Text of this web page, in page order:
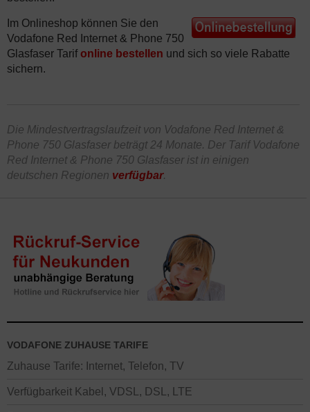
Im Onlineshop können Sie den
Vodafone Red Internet & Phone 750
Glasfaser Tarifonline bestellen und sich so viele Rabatte
sichern.
Die Mindestvertragslaufzeit von Vodafone Red Internet &
Phone 750 Glasfaser beträgt 24 Monate. Der Tarif Vodafone
Red Internet & Phone 750 Glasfaser ist in einigen
deutschen Regionen verfügbar.
VODAFONE ZUHAUSE TARIFE
Zuhause Tarife: Internet, Telefon, TV
Verfügbarkeit Kabel, VDSL, DSL, LTE